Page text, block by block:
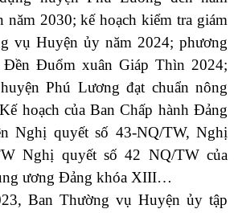
năm 2030; kế hoạch kiểm tra giám
vụ Huyện ủy năm 2024; phương
Đuổm xuân Giáp Thìn 2024;
Phú Lương đạt chuẩn nông
hoạch của Ban Chấp hành Đảng
Nghị quyết số 43-NQ/TW, Nghị
Nghị quyết số 42 NQ/TW của
ương Đảng khóa XIII…
3, Ban Thường vụ Huyện ủy tập